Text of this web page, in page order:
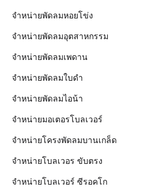
จำหน่ายพัดลมหอยโข่ง
จำหน่ายพัดลมอุตสาหกรรม
จำหน่ายพัดลมเพดาน
จำหน่ายพัดลมใบดำ
จำหน่ายพัดลมไอน้า
จำหน่ายมอเตอรโบลเวอร์
จำหน่ายโครงพัดลมบานเกล็ด
จำหน่ายโบลเวอร ขับตรง
จำหน่ายโบลเวอร์ ซีรอคโก